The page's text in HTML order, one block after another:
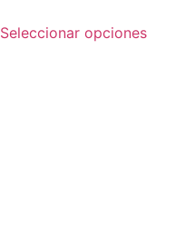
Seleccionar opciones